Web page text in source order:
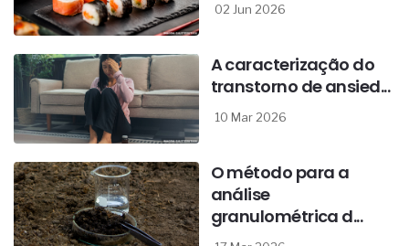
02 Jun 2026
A caracterização do
transtorno de ansied...
10 Mar 2026
O método para a
análise
granulométrica d...